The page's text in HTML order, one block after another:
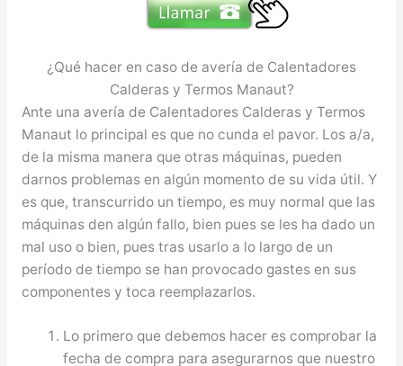
¿Qué hacer en caso de avería de Calentadores
Calderas y Termos Manaut?
Ante una avería de Calentadores Calderas y Termos
Manaut lo principal es que no cunda el pavor. Los a/a,
de la misma manera que otras máquinas, pueden
darnos problemas en algún momento de su vida útil. Y
es que, transcurrido un tiempo, es muy normal que las
máquinas den algún fallo, bien pues se les ha dado un
mal uso o bien, pues tras usarlo a lo largo de un
período de tiempo se han provocado gastes en sus
componentes y toca reemplazarlos.
Lo primero que debemos hacer es comprobar la
fecha de compra para asegurarnos que nuestro